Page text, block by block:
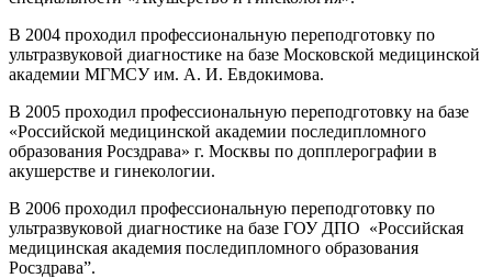
В 2004 проходил профессиональную переподготовку по
ультразвуковой диагностике на базе Московской медицинской
академии МГМСУ им. А. И. Евдокимова.
В 2005 проходил профессиональную переподготовку на базе
«Российской медицинской академии последипломного
образования Росздрава» г. Москвы по допплерографии в
акушерстве и гинекологии.
В 2006 проходил профессиональную переподготовку по
ультразвуковой диагностике на базе ГОУ ДПО «Российская
медицинская академия последипломного образования
Росздрава”.